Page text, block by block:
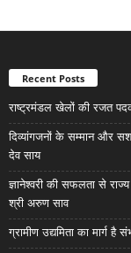
Recent Posts
राष्ट्रमंडल खेलों की रजत पदक
दिव्यांगजनों के सम्मान और
देव साय
ज्ञानेश्वरी की सफलता से
श्री अरुण साव
ग्रामीण उद्यमिता का मार्ग है